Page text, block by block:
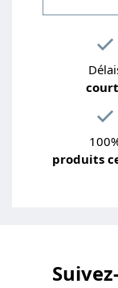
produits